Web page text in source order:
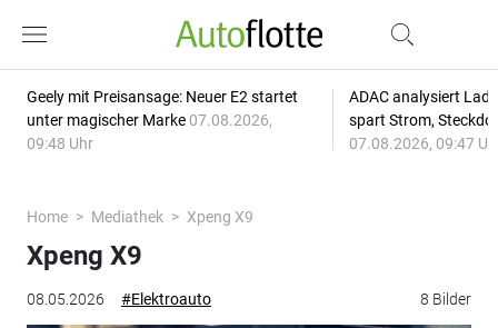
Geely mit Preisansage: Neuer E2 startet
unter magischer Marke 07.08.2026,
09:48 Uhr
ADAC analysiert
spart Strom,
07.08.2026, 09:47
Home Mediathek Xpeng X9
08.05.2026 #Elektroauto 8 Bilder
Xpeng X9